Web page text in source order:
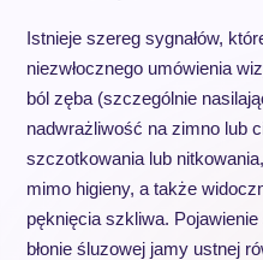
Istnieje szereg sygnałów,
niezwłocznego umówienia
ból zęba (szczególnie
nadwrażliwość na zimno lub
szczotkowania lub
mimo higieny, a także
pęknięcia szkliwa.
błonie śluzowej jamy ustnej